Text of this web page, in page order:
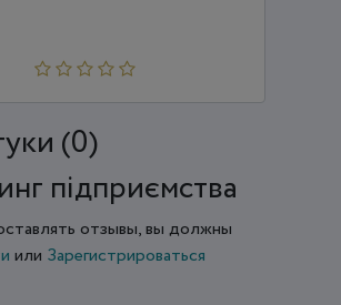
(0)
підприємства
отзывы, вы должны
или Зарегистрироваться